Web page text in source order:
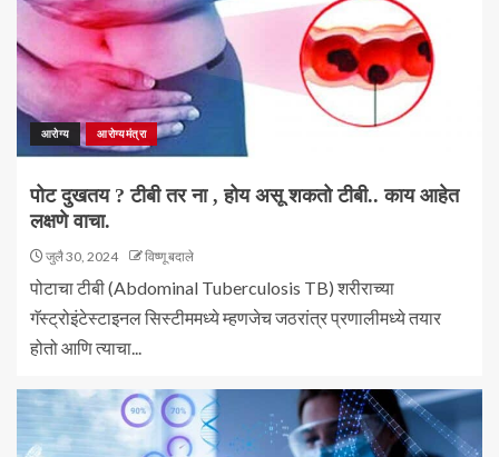
आरोग्य आरोग्यमंत्रा
पोट दुखतय ? टीबी तर ना , होय असू शकतो टीबी.. काय आहेत
लक्षणे वाचा.
जुलै 30, 2024 विष्णू बदाले
पोटाचा टीबी (Abdominal Tuberculosis TB) शरीराच्या
गॅस्ट्रोइंटेस्टाइनल सिस्टीममध्ये म्हणजेच जठरांत्र प्रणालीमध्ये तयार
होतो आणि त्याचा...